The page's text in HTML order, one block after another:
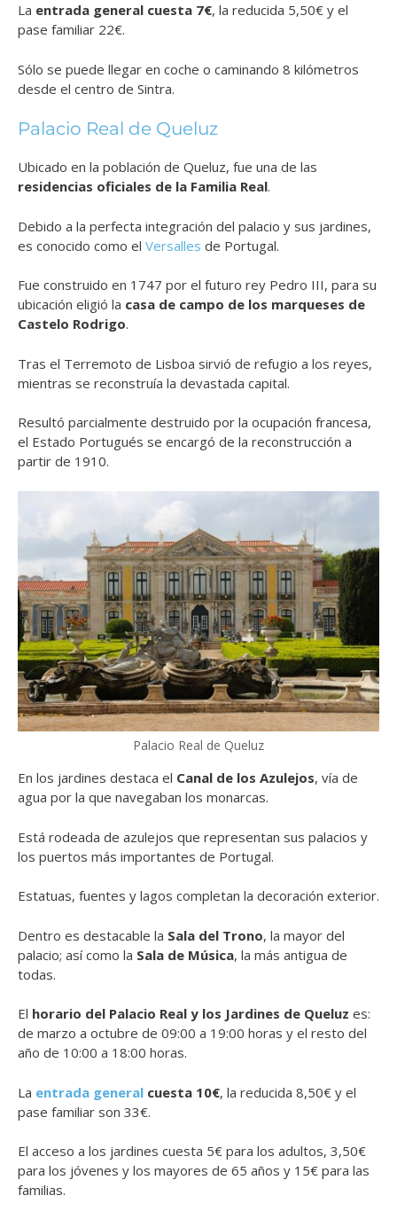
La entrada general cuesta 7€, la reducida 5,50€ y el
pase familiar 22€.
Sólo se puede llegar en coche o caminando 8 kilómetros
desde el centro de Sintra.
Palacio Real de Queluz
Ubicado en la población de Queluz, fue una de las
residencias oficiales de la Familia Real.
Debido a la perfecta integración del palacio y sus jardines,
es conocido como el Versalles de Portugal.
Fue construido en 1747 por el futuro rey Pedro III, para su
ubicación eligió la casa de campo de los marqueses de
Castelo Rodrigo.
Tras el Terremoto de Lisboa sirvió de refugio a los reyes,
mientras se reconstruía la devastada capital.
Resultó parcialmente destruido por la ocupación francesa,
el Estado Portugués se encargó de la reconstrucción a
partir de 1910.
Palacio Real de Queluz
En los jardines destaca el Canal de los Azulejos, vía de
agua por la que navegaban los monarcas.
Está rodeada de azulejos que representan sus palacios y
los puertos más importantes de Portugal.
Estatuas, fuentes y lagos completan la decoración exterior.
Dentro es destacable la Sala del Trono, la mayor del
palacio; así como la Sala de Música, la más antigua de
todas.
El horario del Palacio Real y los Jardines de Queluz es:
de marzo a octubre de 09:00 a 19:00 horas y el resto del
año de 10:00 a 18:00 horas.
La entrada general cuesta 10€, la reducida 8,50€ y el
pase familiar son 33€.
El acceso a los jardines cuesta 5€ para los adultos, 3,50€
para los jóvenes y los mayores de 65 años y 15€ para las
familias.